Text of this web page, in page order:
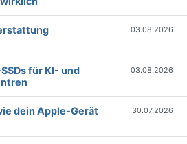
03.08.2026
für KI- und
03.08.2026
dein Apple-Gerät
30.07.2026